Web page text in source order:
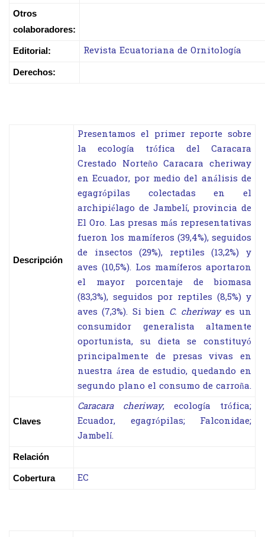
Otros
colaboradores:
Editorial: Revista Ecuatoriana de Ornitología
Derechos:
Descripción
Presentamos el primer reporte sobre
la ecología trófica del Caracara
Crestado Norteño Caracara cheriway
en Ecuador, por medio del análisis de
egagrópilas colectadas en el
archipiélago de Jambelí, provincia de
El Oro. Las presas más representativas
fueron los mamíferos (39,4%), seguidos
de insectos (29%), reptiles (13,2%) y
aves (10,5%). Los mamíferos aportaron
el mayor porcentaje de biomasa
(83,3%), seguidos por reptiles (8,5%) y
aves (7,3%). Si bien C. cheriwayes un
consumidor generalista altamente
oportunista, su dieta se constituyó
principalmente de presas vivas en
nuestra área de estudio, quedando en
segundo plano el consumo de carroña.
Claves
Caracara cheriway; ecología trófica;
Ecuador, egagrópilas; Falconidae;
Jambelí.
Relación
Cobertura EC